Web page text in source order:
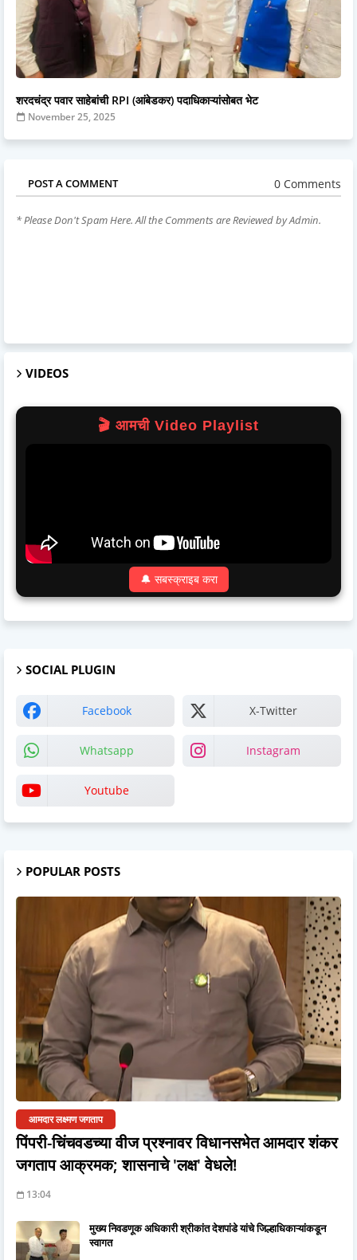
शरदचंद्र पवार साहेबांची RPI (आंबेडकर) पदाधिकाऱ्यांसोबत भेट
November 25, 2025
POST A COMMENT 0 Comments
* Please Don't Spam Here. All the Comments are Reviewed by Admin.
VIDEOS
🎬 आमची Video Playlist
🔔 सबस्क्राइब करा
SOCIAL PLUGIN
Facebook X-Twitter
Whatsapp Instagram
Youtube
POPULAR POSTS
आमदार लक्ष्मण जगताप
पिंपरी-चिंचवडच्या वीज प्रश्नावर विधानसभेत आमदार शंकर
जगताप आक्रमक; शासनाचे 'लक्ष' वेधले!
13:04
मुख्य निवडणूक अधिकारी श्रीकांत देशपांडे यांचे जिल्हाधिकाऱ्यांकडून
स्वागत